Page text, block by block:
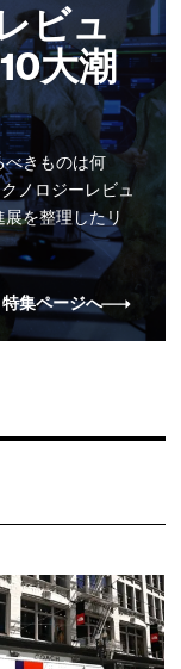
ビュ
大潮
べきものは何
ノロジーレビュ
を整理したリ
特集ページへ